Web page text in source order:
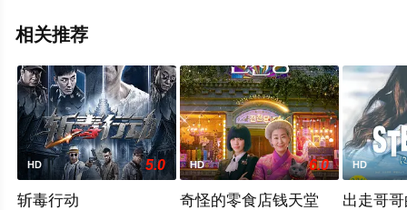
相关推荐
HD 5.0
斩毒行动
HD 6.0
奇怪的零食店钱天堂
HD
出走哥